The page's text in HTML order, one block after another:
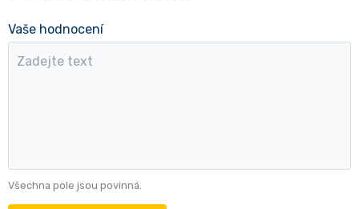
Vaše hodnocení
Všechna pole jsou povinná.